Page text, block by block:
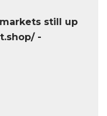
still up
-